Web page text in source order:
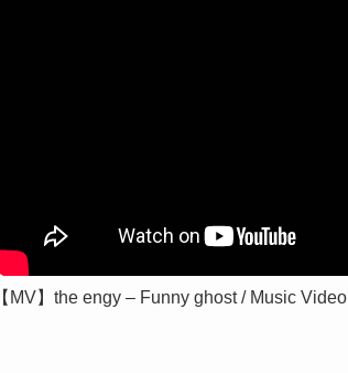
【MV】the engy – Funny ghost / Music Video